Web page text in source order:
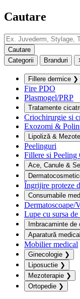
Cautare
Categorii Branduri
Fillere dermice ❯
Fire PDO
Plasmogel/PRP
Tratamente
Criochirurgie si
Exozomi &
Lipoliză &
Peelinguri
Fillere si Peeling
Ace, Canule &
Îngrijire proteze
Consumabile
Dermatoscoape/
Lupe cu sursa
Imbracaminte de
Aparatură
Mobilier medical
Ginecologie ❯
Liposuctie ❯
Mezoterapie ❯
Ortopedie ❯